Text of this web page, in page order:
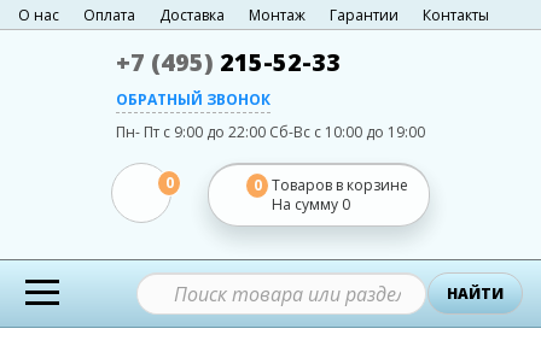
О нас Оплата Доставка Монтаж Гарантии Контакты
+7 (495) 215-52-33
ОБРАТНЫЙ ЗВОНОК
Пн- Пт с 9:00 до 22:00 Сб-Вс с 10:00 до 19:00
0 0 Товаров в корзине
На сумму 0
НАЙТИ